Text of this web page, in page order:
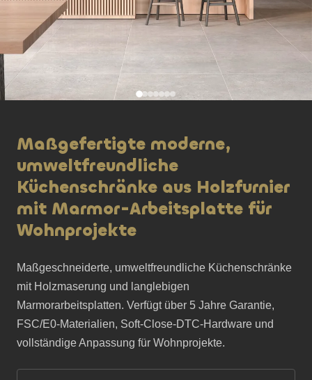
Maßgefertigte moderne,
umweltfreundliche
Küchenschränke aus Holzfurnier
mit Marmor-Arbeitsplatte für
Wohnprojekte
Maßgeschneiderte, umweltfreundliche Küchenschränke
mit Holzmaserung und langlebigen
Marmorarbeitsplatten. Verfügt über 5 Jahre Garantie,
FSC/E0-Materialien, Soft-Close-DTC-Hardware und
vollständige Anpassung für Wohnprojekte.